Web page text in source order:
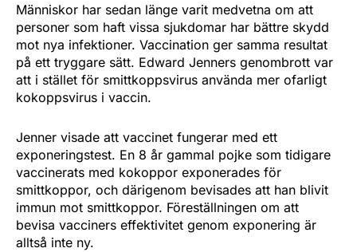
Människor har sedan länge varit medvetna om att
personer som haft vissa sjukdomar har bättre skydd
mot nya infektioner. Vaccination ger samma resultat
på ett tryggare sätt. Edward Jenners genombrott var
att i stället för smittkoppsvirus använda mer ofarligt
kokoppsvirus i vaccin.
Jenner visade att vaccinet fungerar med ett
exponeringstest. En 8 år gammal pojke som tidigare
vaccinerats med kokoppor exponerades för
smittkoppor, och därigenom bevisades att han blivit
immun mot smittkoppor. Föreställningen om att
bevisa vacciners effektivitet genom exponering är
alltså inte ny.